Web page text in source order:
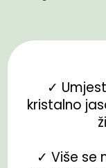
✓
kristalno
✓ Više se